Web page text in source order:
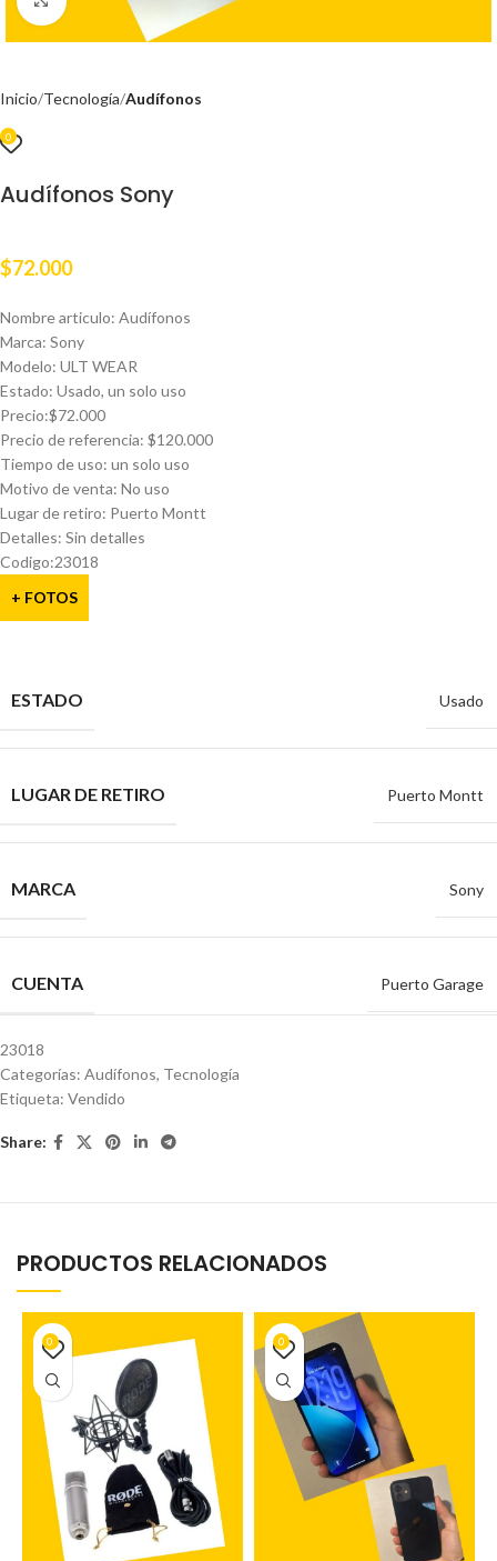
Inicio Tecnología Audífonos
0
Audífonos Sony
$72.000
Nombre articulo: Audífonos
Marca: Sony
Modelo: ULT WEAR
Estado: Usado, un solo uso
Precio:$72.000
Precio de referencia: $120.000
Tiempo de uso: un solo uso
Motivo de venta: No uso
Lugar de retiro: Puerto Montt
Detalles: Sin detalles
Codigo:23018
+ FOTOS
ESTADO Usado
LUGAR DE RETIRO Puerto Montt
MARCA Sony
CUENTA Puerto Garage
23018
Categorías: Audífonos, Tecnología
Etiqueta: Vendido
Share:
PRODUCTOS RELACIONADOS
0 0